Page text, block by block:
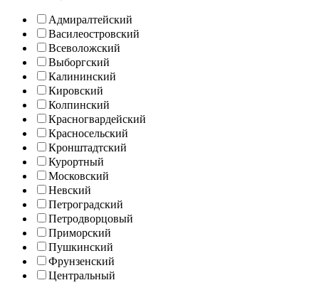
Адмиралтейский
Василеостровский
Всеволожский
Выборгский
Калининский
Кировский
Колпинский
Красногвардейский
Красносельский
Кронштадтский
Курортный
Московский
Невский
Петроградский
Петродворцовый
Приморский
Пушкинский
Фрунзенский
Центральный